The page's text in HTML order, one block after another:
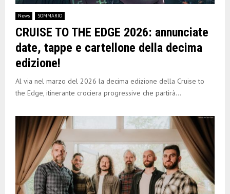
N
U
News SOMMARIO
CRUISE TO THE EDGE 2026: annunciate
date, tappe e cartellone della decima
edizione!
Al via nel marzo del 2026 la decima edizione della Cruise to
the Edge, itinerante crociera progressive che partirà...